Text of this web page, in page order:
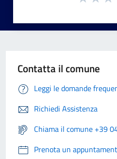
Contatta il comune
Leggi le domande
Richiedi Assistenza
Chiama il comune +39
Prenota un